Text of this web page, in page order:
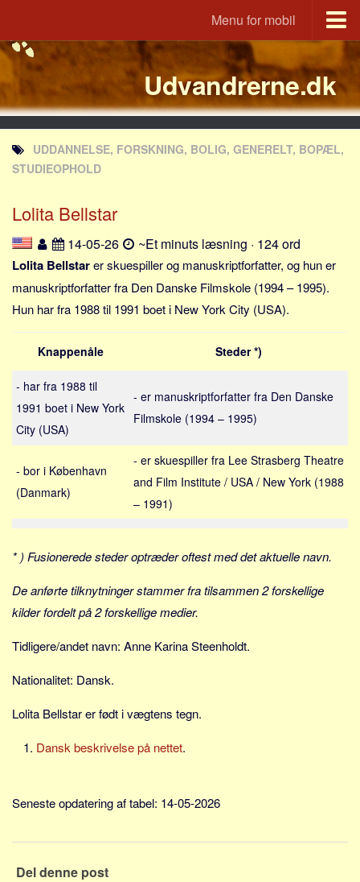
Menu for mobil
Portal
Udvandrerne.dk
Utvandrerne.no
Utvandrarna.se
Tyskland.dk
Rusland.dk
JLKM.dk
Lande
Tyrkiet
Spanien
Sverige
Norge
Thailand
Italien
Grækenland
USA
Alle
Job
Investering
Pension og opsparing
Transport
Aspekter
Udvandrerne.dk
UDDANNELSE, FORSKNING, BOLIG, GENERELT, BOPÆL,
STUDIEOPHOLD
Lolita Bellstar
14-05-26 ~Et minuts læsning · 124 ord
Lolita Bellstarer skuespiller og manuskriptforfatter, og hun er
manuskriptforfatter fra Den Danske Filmskole (1994 – 1995).
Hun har fra 1988 til 1991 boet i New York City (USA).
Knappenåle Steder *)
- har fra 1988 til
1991 boet i New York
City (USA)
- er manuskriptforfatter fra Den Danske
Filmskole (1994 – 1995)
- bor i København
(Danmark)
- er skuespiller fra Lee Strasberg Theatre
and Film Institute / USA / New York (1988
– 1991)
* ) Fusionerede steder optræder oftest med det aktuelle navn.
De anførte tilknytninger stammer fra tilsammen 2 forskellige
kilder fordelt på 2 forskellige medier.
Tidligere/andet navn: Anne Karina Steenholdt.
Nationalitet: Dansk.
Lolita Bellstar er født i vægtens tegn.
Dansk beskrivelse på nettet.
Seneste opdatering af tabel: 14-05-2026
Del denne post